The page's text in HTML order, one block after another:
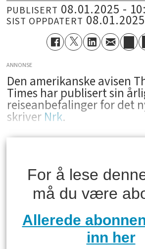
PUBLISERT 08.01.2025 -
SIST OPPDATERT
ANNONSE
Den amerikanske avisen
Times har publisert sin
reiseanbefalinger for det
skriverNrk.
For å lese
må du være
Allerede
inn her